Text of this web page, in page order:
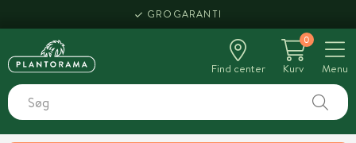
GROGARANTI
Find center
0
Kurv
Menu